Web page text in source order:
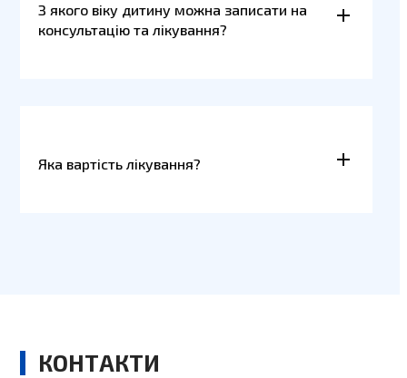
З якого віку дитину можна записати на
консультацію та лікування?
Яка вартість лікування?
КОНТАКТИ